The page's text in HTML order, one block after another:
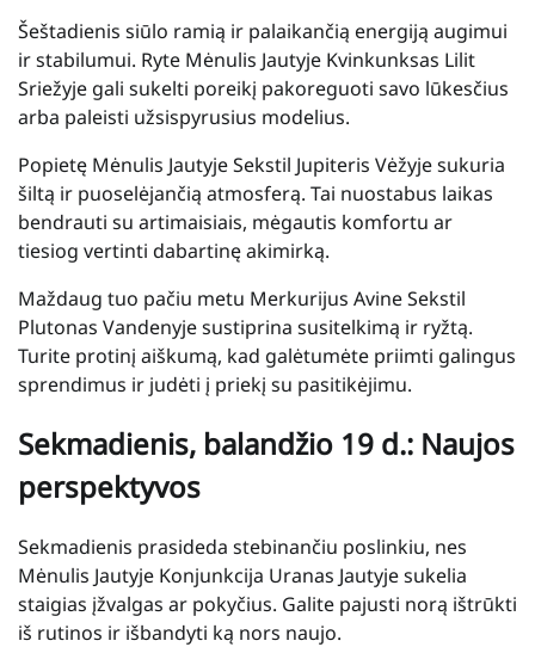
Šeštadienis siūlo ramią ir palaikančią energiją augimui
ir stabilumui. Ryte Mėnulis Jautyje Kvinkunksas Lilit
Sriežyje gali sukelti poreikį pakoreguoti savo lūkesčius
arba paleisti užsispyrusius modelius.
Popietę Mėnulis Jautyje Sekstil Jupiteris Vėžyje sukuria
šiltą ir puoselėjančią atmosferą. Tai nuostabus laikas
bendrauti su artimaisiais, mėgautis komfortu ar
tiesiog vertinti dabartinę akimirką.
Maždaug tuo pačiu metu Merkurijus Avine Sekstil
Plutonas Vandenyje sustiprina susitelkimą ir ryžtą.
Turite protinį aiškumą, kad galėtumėte priimti galingus
sprendimus ir judėti į priekį su pasitikėjimu.
Sekmadienis, balandžio 19 d.: Naujos
perspektyvos
Sekmadienis prasideda stebinančiu poslinkiu, nes
Mėnulis Jautyje Konjunkcija Uranas Jautyje sukelia
staigias įžvalgas ar pokyčius. Galite pajusti norą ištrūkti
iš rutinos ir išbandyti ką nors naujo.